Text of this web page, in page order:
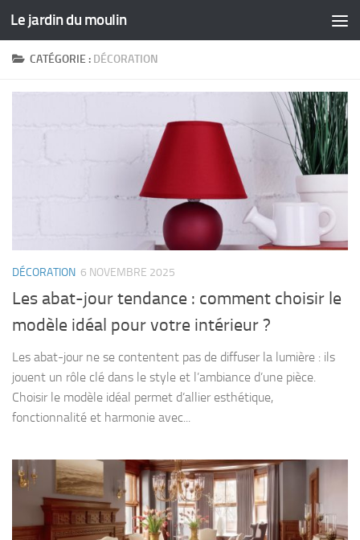
Skip to content
Le jardin du moulin
CATÉGORIE : DÉCORATION
DÉCORATION 6 NOVEMBRE 2025
Les abat-jour tendance : comment choisir le
modèle idéal pour votre intérieur ?
Les abat-jour ne se contentent pas de diffuser la lumière : ils
jouent un rôle clé dans le style et l’ambiance d’une pièce.
Choisir le modèle idéal permet d’allier esthétique,
fonctionnalité et harmonie avec...